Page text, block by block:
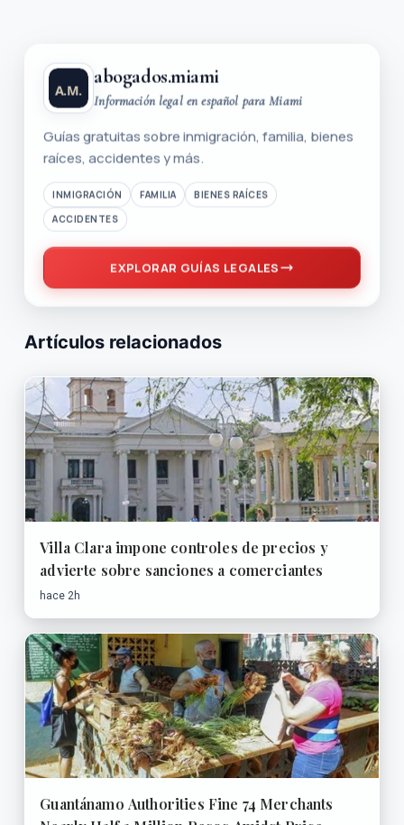
abogados.miami
Información legal en español para Miami
Guías gratuitas sobre inmigración, familia, bienes
raíces, accidentes y más.
INMIGRACIÓN FAMILIA
BIENES RAÍCES
ACCIDENTES
EXPLORAR GUÍAS LEGALES
Artículos relacionados
Villa Clara impone controles de precios y
advierte sobre sanciones a comerciantes
hace 2h
Guantánamo Authorities Fine 74 Merchants